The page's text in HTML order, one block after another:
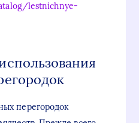
lestnichnye-
перегородок